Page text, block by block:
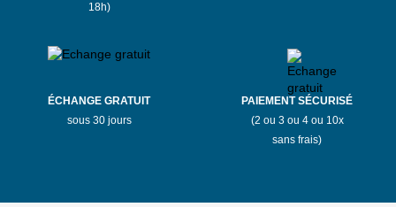
18h)
ÉCHANGE GRATUIT
sous 30 jours
PAIEMENT SÉCURISÉ
(2 ou 3 ou 4 ou 10x
sans frais)